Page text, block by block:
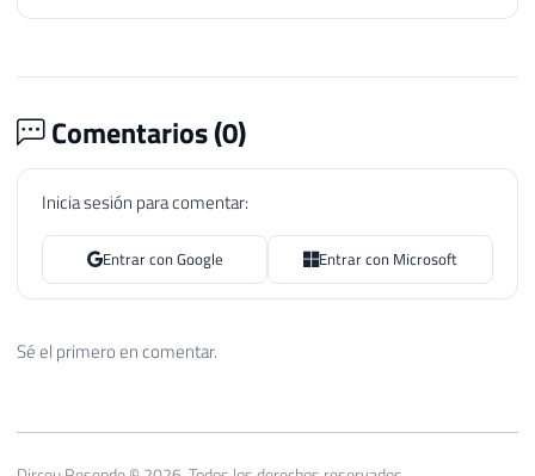
Comentarios (0)
Inicia sesión para comentar:
Entrar con Google Entrar con Microsoft
Sé el primero en comentar.